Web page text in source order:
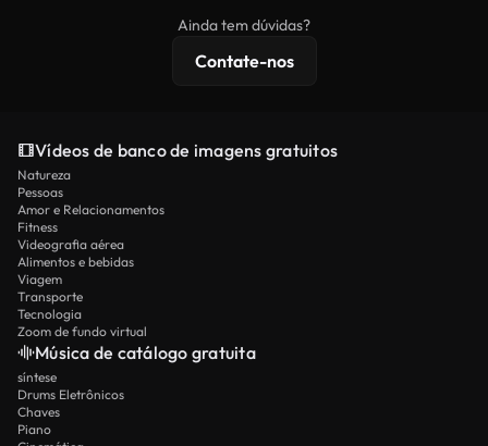
licenciamento estendidas.
Ainda tem dúvidas?
Contate-nos
Vídeos de banco de imagens gratuitos
Natureza
Pessoas
Amor e Relacionamentos
Fitness
Videografia aérea
Alimentos e bebidas
Viagem
Transporte
Tecnologia
Zoom de fundo virtual
Música de catálogo gratuita
síntese
Drums Eletrônicos
Chaves
Piano